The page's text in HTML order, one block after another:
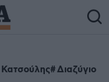
Διαζύγιο